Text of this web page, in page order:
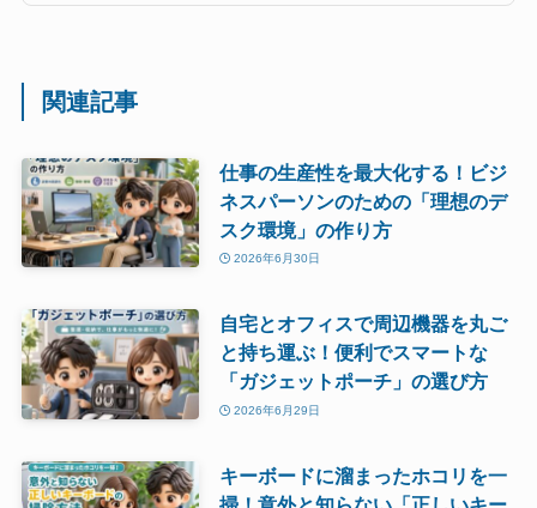
関連記事
仕事の生産性を最大化する！ビジ
ネスパーソンのための「理想のデ
スク環境」の作り方
2026年6月30日
自宅とオフィスで周辺機器を丸ご
と持ち運ぶ！便利でスマートな
「ガジェットポーチ」の選び方
2026年6月29日
キーボードに溜まったホコリを一